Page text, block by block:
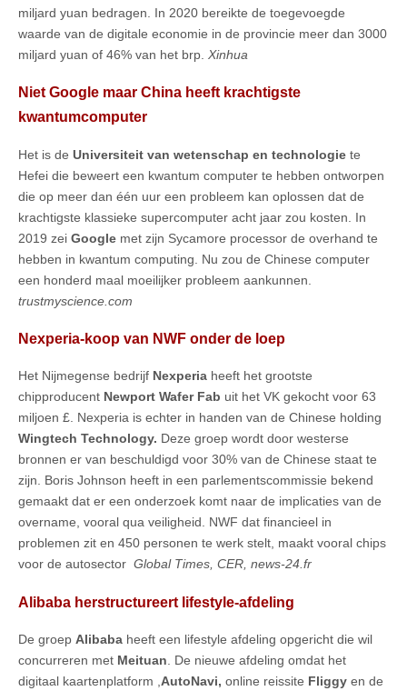
miljard yuan bedragen. In 2020 bereikte de toegevoegde
waarde van de digitale economie in de provincie meer dan 3000
miljard yuan of 46% van het brp. Xinhua
Niet Google maar China heeft krachtigste
kwantumcomputer
Het is de Universiteit van wetenschap en technologie te
Hefei die beweert een kwantum computer te hebben ontworpen
die op meer dan één uur een probleem kan oplossen dat de
krachtigste klassieke supercomputer acht jaar zou kosten. In
2019 zei Google met zijn Sycamore processor de overhand te
hebben in kwantum computing. Nu zou de Chinese computer
een honderd maal moeilijker probleem aankunnen.
trustmyscience.com
Nexperia-koop van NWF onder de loep
Het Nijmegense bedrijf Nexperia heeft het grootste
chipproducent Newport Wafer Fab uit het VK gekocht voor 63
miljoen £. Nexperia is echter in handen van de Chinese holding
Wingtech Technology. Deze groep wordt door westerse
bronnen er van beschuldigd voor 30% van de Chinese staat te
zijn. Boris Johnson heeft in een parlementscommissie bekend
gemaakt dat er een onderzoek komt naar de implicaties van de
overname, vooral qua veiligheid. NWF dat financieel in
problemen zit en 450 personen te werk stelt, maakt vooral chips
voor de autosector Global Times, CER, news-24.fr
Alibaba herstructureert lifestyle-afdeling
De groep Alibaba heeft een lifestyle afdeling opgericht die wil
concurreren met Meituan. De nieuwe afdeling omdat het
digitaal kaartenplatform ,AutoNavi, online reissite Fliggy en de